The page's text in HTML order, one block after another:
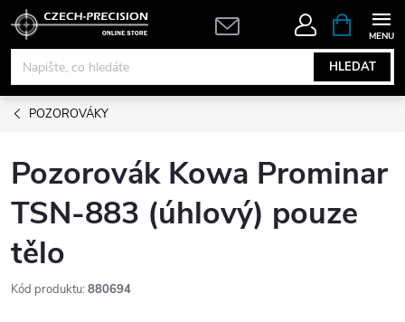
Přejít
obsah
HLEDAT
NÁKUPNÍ
KOŠÍK
POZOROVÁKY
Pozorovák Kowa Prominar
TSN-883 (úhlový) pouze
tělo
Kód produktu: 880694